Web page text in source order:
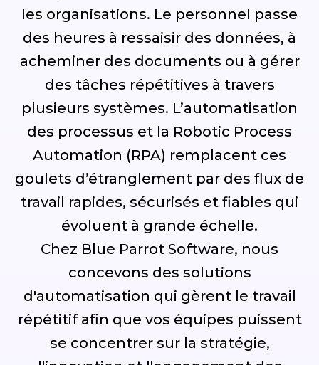
les organisations. Le personnel passe
des heures à ressaisir des données, à
acheminer des documents ou à gérer
des tâches répétitives à travers
plusieurs systèmes. L’automatisation
des processus et la Robotic Process
Automation (RPA) remplacent ces
goulets d’étranglement par des flux de
travail rapides, sécurisés et fiables qui
évoluent à grande échelle.
Chez Blue Parrot Software, nous
concevons des solutions
d'automatisation qui gèrent le travail
répétitif afin que vos équipes puissent
se concentrer sur la stratégie,